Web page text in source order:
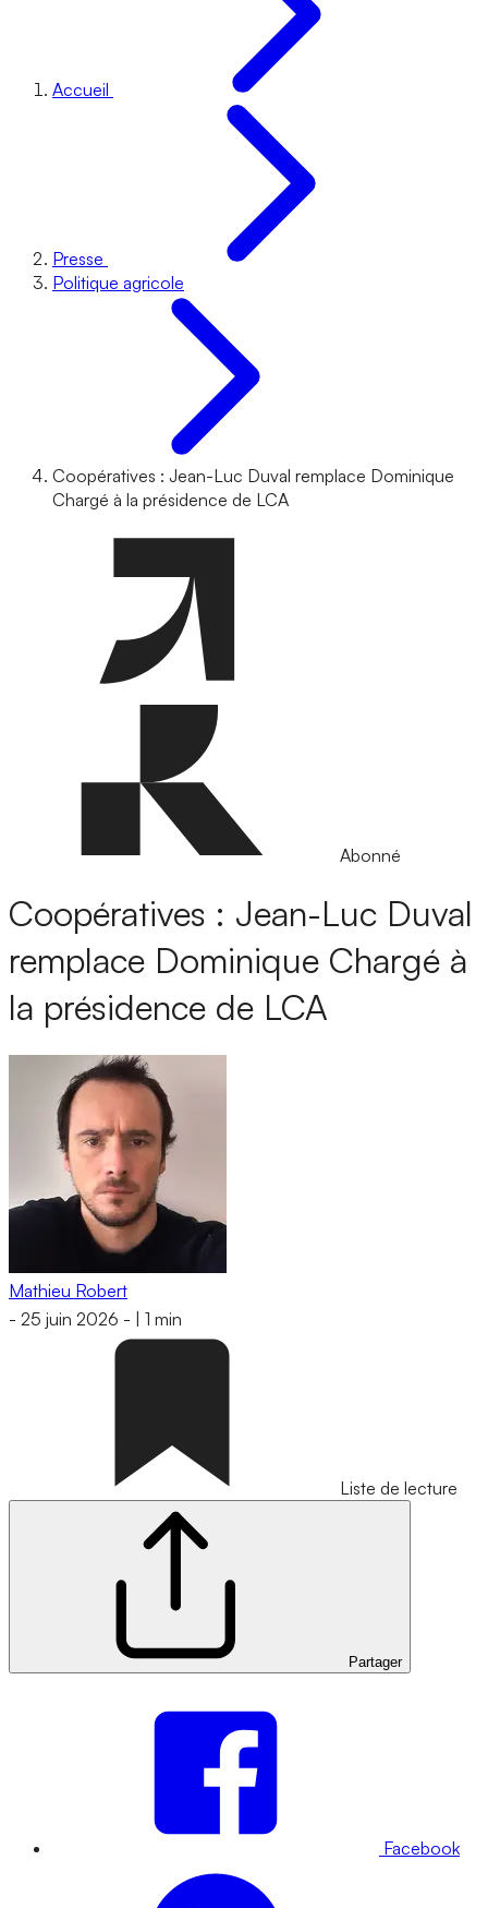
Accueil
Presse
Politique agricole
Coopératives : Jean-Luc Duval remplace Dominique
Chargé à la présidence de LCA
Abonné
Coopératives : Jean-Luc Duval
remplace Dominique Chargé à
la présidence de LCA
Mathieu Robert
- 25 juin 2026 - 1 min
Liste de lecture
Partager
Facebook